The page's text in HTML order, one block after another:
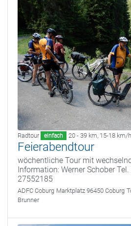
Radtour einfach 20 - 39 km, 15-18 km/h
Feierabendtour
wöchentliche Tour mit
Information: Werner Schober Tel.
27552185
ADFC Coburg Marktplatz 96450 Coburg
Brunner